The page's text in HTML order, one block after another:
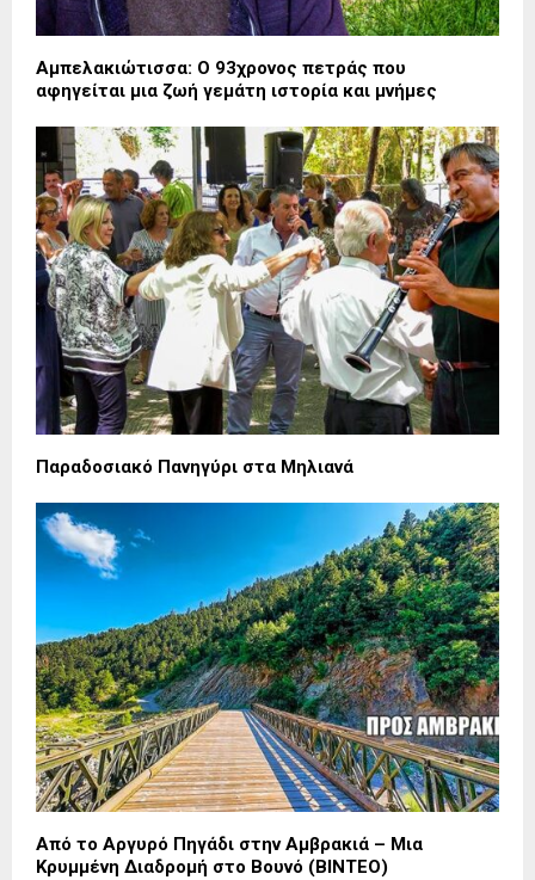
Αμπελακιώτισσα: Ο 93χρονος πετράς που
αφηγείται μια ζωή γεμάτη ιστορία και μνήμες
Παραδοσιακό Πανηγύρι στα Μηλιανά
Από το Αργυρό Πηγάδι στην Αμβρακιά – Μια
Κρυμμένη Διαδρομή στο Βουνό (ΒΙΝΤΕΟ)